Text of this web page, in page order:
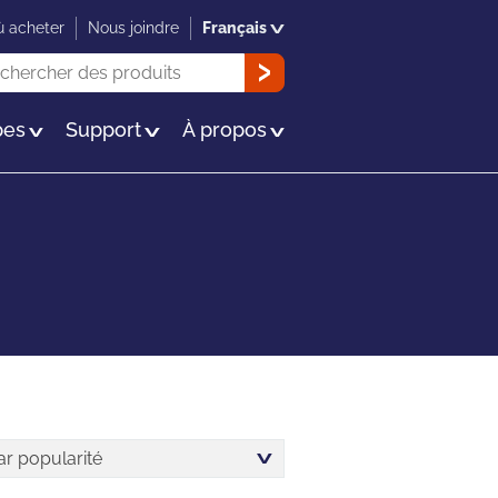
Support À propos
OK
acheter Nous joindre Français